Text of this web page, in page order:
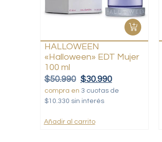
HALLOWEEN
«Halloween» EDT Mujer
100 ml
$50.990 $30.990
compra en 3 cuotas de
$10.330 sin interés
Añadir al carrito